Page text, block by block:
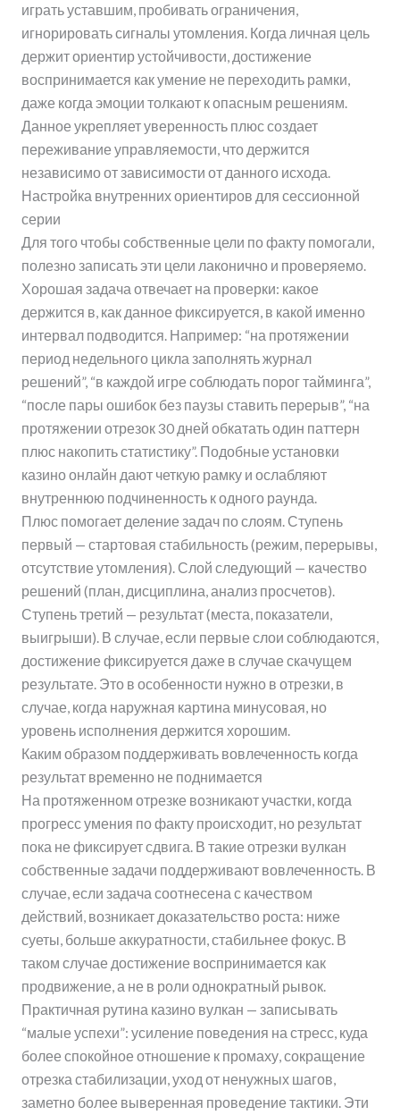
играть уставшим, пробивать ограничения,
игнорировать сигналы утомления. Когда личная цель
держит ориентир устойчивости, достижение
воспринимается как умение не переходить рамки,
даже когда эмоции толкают к опасным решениям.
Данное укрепляет уверенность плюс создает
переживание управляемости, что держится
независимо от зависимости от данного исхода.
Настройка внутренних ориентиров для сессионной
серии
Для того чтобы собственные цели по факту помогали,
полезно записать эти цели лаконично и проверяемо.
Хорошая задача отвечает на проверки: какое
держится в, как данное фиксируется, в какой именно
интервал подводится. Например: “на протяжении
период недельного цикла заполнять журнал
решений”, “в каждой игре соблюдать порог тайминга”,
“после пары ошибок без паузы ставить перерыв”, “на
протяжении отрезок 30 дней обкатать один паттерн
плюс накопить статистику”. Подобные установки
казино онлайн дают четкую рамку и ослабляют
внутреннюю подчиненность к одного раунда.
Плюс помогает деление задач по слоям. Ступень
первый — стартовая стабильность (режим, перерывы,
отсутствие утомления). Слой следующий — качество
решений (план, дисциплина, анализ просчетов).
Ступень третий — результат (места, показатели,
выигрыши). В случае, если первые слои соблюдаются,
достижение фиксируется даже в случае скачущем
результате. Это в особенности нужно в отрезки, в
случае, когда наружная картина минусовая, но
уровень исполнения держится хорошим.
Каким образом поддерживать вовлеченность когда
результат временно не поднимается
На протяженном отрезке возникают участки, когда
прогресс умения по факту происходит, но результат
пока не фиксирует сдвига. В такие отрезки вулкан
собственные задачи поддерживают вовлеченность. В
случае, если задача соотнесена с качеством
действий, возникает доказательство роста: ниже
суеты, больше аккуратности, стабильнее фокус. В
таком случае достижение воспринимается как
продвижение, а не в роли однократный рывок.
Практичная рутина казино вулкан — записывать
“малые успехи”: усиление поведения на стресс, куда
более спокойное отношение к промаху, сокращение
отрезка стабилизации, уход от ненужных шагов,
заметно более выверенная проведение тактики. Эти